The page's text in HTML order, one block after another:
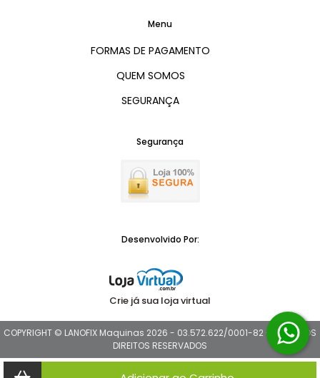
Menu
FORMAS DE PAGAMENTO
QUEM SOMOS
SEGURANÇA
Segurança
Desenvolvido Por:
Crie já sua loja virtual
COPYRIGHT © LANOFIX Maquinas 2026 - 03.572.622/0001-82 - TODOS OS
DIREITOS RESERVADOS